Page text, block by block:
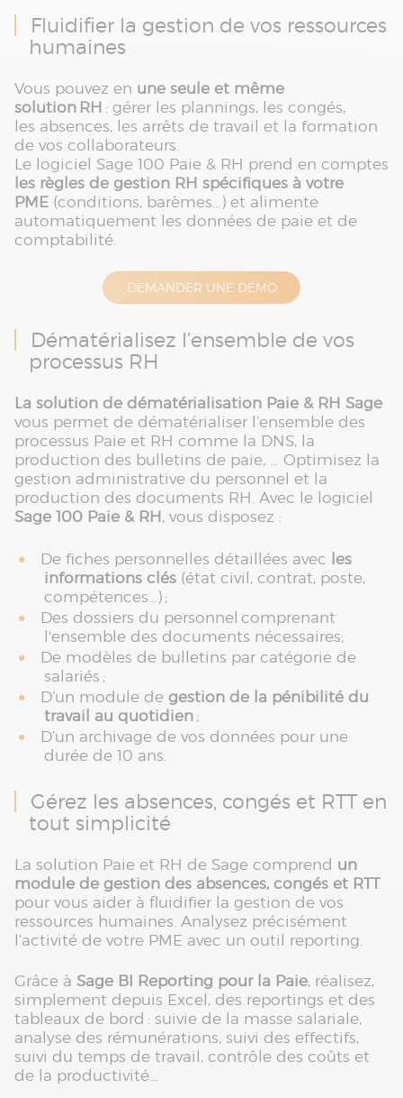
Fluidifier la gestion de vos ressources
humaines
Vous pouvez en une seule et même
solution RH : gérer les plannings, les congés,
les absences, les arrêts de travail et la formation
de vos collaborateurs.
Le logiciel Sage 100 Paie & RH prend en comptes
les règles de gestion RH spécifiques à votre
PME (conditions, barèmes…) et alimente
automatiquement les données de paie et de
comptabilité.
DEMANDER UNE DEMO
Dématérialisez l’ensemble de vos
processus RH
La solution de dématérialisation Paie & RH Sage
vous permet de dématérialiser l’ensemble des
processus Paie et RH comme la DNS, la
production des bulletins de paie, … Optimisez la
gestion administrative du personnel et la
production des documents RH. Avec le logiciel
Sage 100 Paie & RH, vous disposez :
De fiches personnelles détaillées avec les
informations clés (état civil, contrat, poste,
compétences…) ;
Des dossiers du personnel comprenant
l'ensemble des documents nécessaires;
De modèles de bulletins par catégorie de
salariés ;
D’un module de gestion de la pénibilité du
travail au quotidien ;
D’un archivage de vos données pour une
durée de 10 ans.
Gérez les absences, congés et RTT en
tout simplicité
La solution Paie et RH de Sage comprend un
module de gestion des absences, congés et RTT
pour vous aider à fluidifier la gestion de vos
ressources humaines. Analysez précisément
l’activité de votre PME avec un outil reporting.
Grâce à Sage BI Reporting pour la Paie, réalisez,
simplement depuis Excel, des reportings et des
tableaux de bord : suivie de la masse salariale,
analyse des rémunérations, suivi des effectifs,
suivi du temps de travail, contrôle des coûts et
de la productivité…